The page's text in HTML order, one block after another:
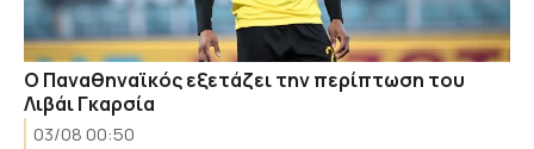
Ο Παναθηναϊκός εξετάζει την περίπτωση του
Λιβάι Γκαρσία
03/08 00:50